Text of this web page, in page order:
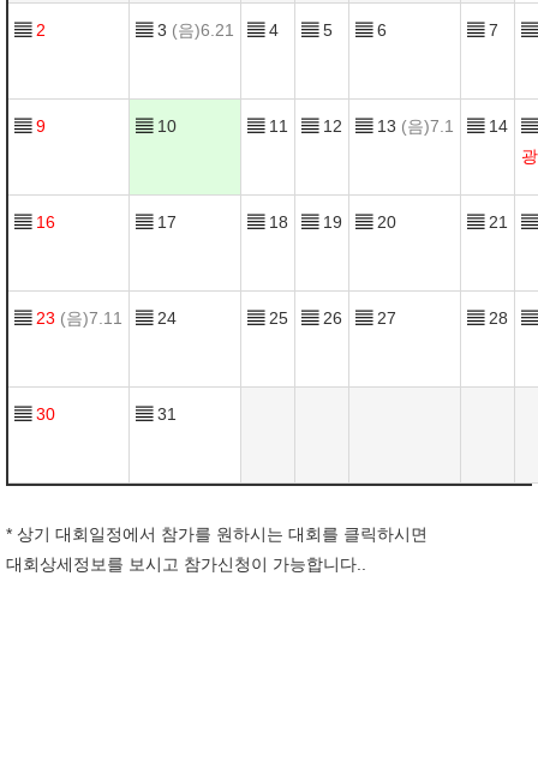
▤ 2 ▤ 3 (음)6.21 ▤ 4 ▤ 5 ▤ 6 ▤ 7 ▤
▤ 9 ▤ 10 ▤ 11 ▤ 12 ▤ 13 (음)7.1 ▤ 14
▤
▤ 16 ▤ 17 ▤ 18 ▤ 19 ▤ 20 ▤ 21 ▤
▤ 23 (음)7.11 ▤ 24 ▤ 25 ▤ 26 ▤ 27 ▤ 28 ▤
▤ 30 ▤ 31
* 상기 대회일정에서 참가를 원하시는 대회를 클릭하시면
대회상세정보를 보시고 참가신청이 가능합니다..